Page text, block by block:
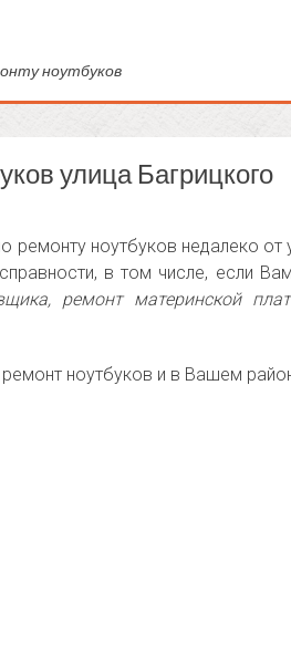
ноутбуков
улица Багрицкого
ремонту ноутбуков недалеко
в том числе, если
ремонт материнской
ноутбуков и в Вашем